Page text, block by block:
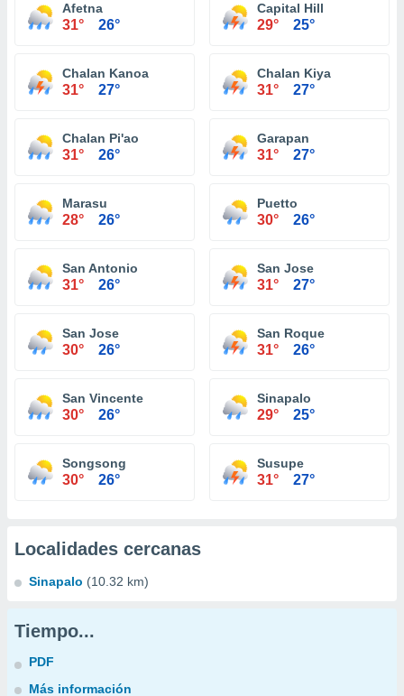
Afetna
31° 26°
Capital Hill
29° 25°
Chalan Kanoa
31° 27°
Chalan Kiya
31° 27°
Chalan Pi'ao
31° 26°
Garapan
31° 27°
Marasu
28° 26°
Puetto
30° 26°
San Antonio
31° 26°
San Jose
31° 27°
San Jose
30° 26°
San Roque
31° 26°
San Vincente
30° 26°
Sinapalo
29° 25°
Songsong
30° 26°
Susupe
31° 27°
Localidades cercanas
Sinapalo (10.32 km)
Tiempo...
PDF
Más información